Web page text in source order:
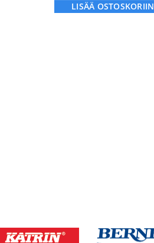
LISÄÄ OSTOSKORIIN